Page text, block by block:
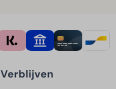
Verblijven